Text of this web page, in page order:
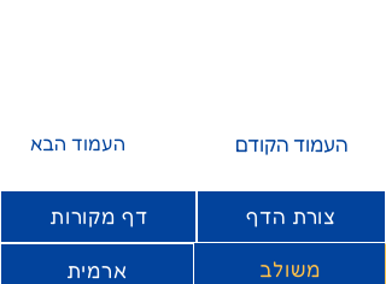
העמוד הבא העמוד הקודם
צורת הדף דף מקורות
משולב ארמית